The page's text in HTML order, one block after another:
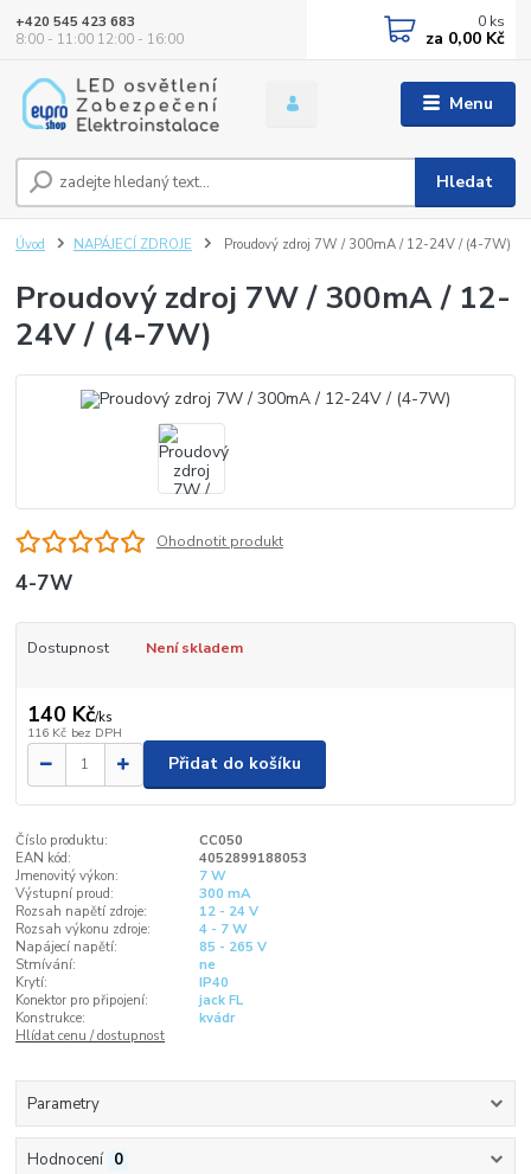
Menu
Hledat
+420 545 423 683
8:00 - 11:00 12:00 - 16:00
0 ks
za 0,00 Kč
Úvod NAPÁJECÍ ZDROJE Proudový zdroj 7W / 300mA / 12-24V / (4-7W)
Proudový zdroj 7W / 300mA / 12-
24V / (4-7W)
Ohodnotit produkt
4-7W
Dostupnost Není skladem
140 Kč/ks
116 Kč bez DPH
Přidat do košíku
Číslo produktu:
CC050
EAN kód:
4052899188053
Jmenovitý výkon:
7 W
Výstupní proud:
300 mA
Rozsah napětí zdroje:
12 - 24 V
Rozsah výkonu zdroje:
4 - 7 W
Napájecí napětí:
85 - 265 V
Stmívání:
ne
Krytí:
IP40
Konektor pro připojení:
jack FL
Konstrukce:
kvádr
Hlídat cenu / dostupnost
Parametry
Hodnocení 0